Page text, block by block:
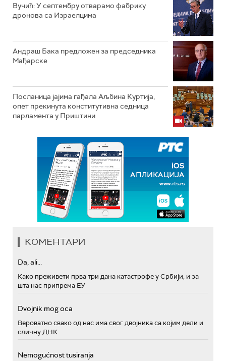
Вучић: У септембру отварамо фабрику
дронова са Израелцима
Андраш Бакa предложен за председника
Мађарске
Посланица јајима гађала Аљбина Куртија,
опет прекинута конститутивна седница
парламента у Приштини
КОМЕНТАРИ
Da, ali...
Како преживети прва три дана катастрофе у Србији, и за
шта нас припрема ЕУ
Dvojnik mog oca
Вероватно свако од нас има свог двојника са којим дели и
сличну ДНК
Nemogućnost tusiranja